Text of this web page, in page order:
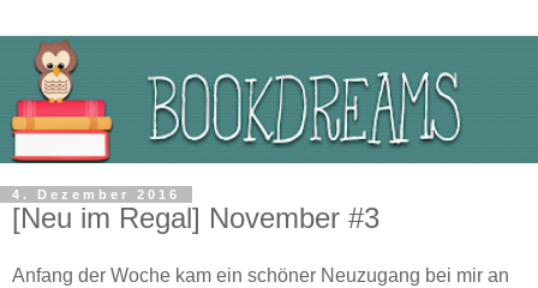
4. Dezember 2016
[Neu im Regal] November #3
Anfang der Woche kam ein schöner Neuzugang bei mir an